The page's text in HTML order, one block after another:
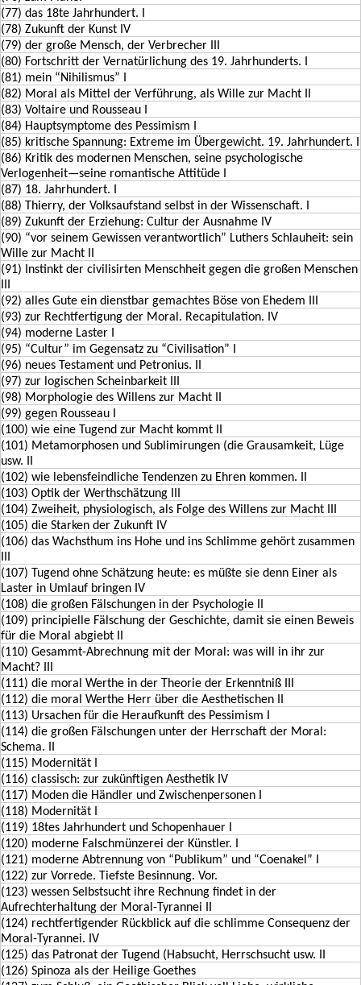
(77) das 18te Jahrhundert. I
(78) Zukunft der Kunst IV
(79) der große Mensch, der Verbrecher III
(80) Fortschritt der Vernatürlichung des 19. Jahrhunderts. I
(81) mein “Nihilismus” I
(82) Moral als Mittel der Verführung, als Wille zur Macht II
(83) Voltaire und Rousseau I
(84) Hauptsymptome des Pessimism I
(85) kritische Spannung: Extreme im Übergewicht. 19. Jahrhundert. I
(86) Kritik des modernen Menschen, seine psychologische
Verlogenheit—seine romantische Attitüde I
(87) 18. Jahrhundert. I
(88) Thierry, der Volksaufstand selbst in der Wissenschaft. I
(89) Zukunft der Erziehung: Cultur der Ausnahme IV
(90) “vor seinem Gewissen verantwortlich” Luthers Schlauheit: sein
Wille zur Macht II
(91) Instinkt der civilisirten Menschheit gegen die großen Menschen
III
(92) alles Gute ein dienstbar gemachtes Böse von Ehedem III
(93) zur Rechtfertigung der Moral. Recapitulation. IV
(94) moderne Laster I
(95) “Cultur” im Gegensatz zu “Civilisation” I
(96) neues Testament und Petronius. II
(97) zur logischen Scheinbarkeit III
(98) Morphologie des Willens zur Macht II
(99) gegen Rousseau I
(100) wie eine Tugend zur Macht kommt II
(101) Metamorphosen und Sublimirungen (die Grausamkeit, Lüge
usw. II
(102) wie lebensfeindliche Tendenzen zu Ehren kommen. II
(103) Optik der Werthschätzung III
(104) Zweiheit, physiologisch, als Folge des Willens zur Macht III
(105) die Starken der Zukunft IV
(106) das Wachsthum ins Hohe und ins Schlimme gehört zusammen
III
(107) Tugend ohne Schätzung heute: es müßte sie denn Einer als
Laster in Umlauf bringen IV
(108) die großen Fälschungen in der Psychologie II
(109) principielle Fälschung der Geschichte, damit sie einen Beweis
für die Moral abgiebt II
(110) Gesammt-Abrechnung mit der Moral: was will in ihr zur
Macht? III
(111) die moral Werthe in der Theorie der Erkenntniß III
(112) die moral Werthe Herr über die Aesthetischen II
(113) Ursachen für die Heraufkunft des Pessimism I
(114) die großen Fälschungen unter der Herrschaft der Moral:
Schema. II
(115) Modernität I
(116) classisch: zur zukünftigen Aesthetik IV
(117) Moden die Händler und Zwischenpersonen I
(118) Modernität I
(119) 18tes Jahrhundert und Schopenhauer I
(120) moderne Falschmünzerei der Künstler. I
(121) moderne Abtrennung von “Publikum” und “Coenakel” I
(122) zur Vorrede. Tiefste Besinnung. Vor.
(123) wessen Selbstsucht ihre Rechnung findet in der
Aufrechterhaltung der Moral-Tyrannei II
(124) rechtfertigender Rückblick auf die schlimme Consequenz der
Moral-Tyrannei. IV
(125) das Patronat der Tugend (Habsucht, Herrschsucht usw. II
(126) Spinoza als der Heilige Goethes